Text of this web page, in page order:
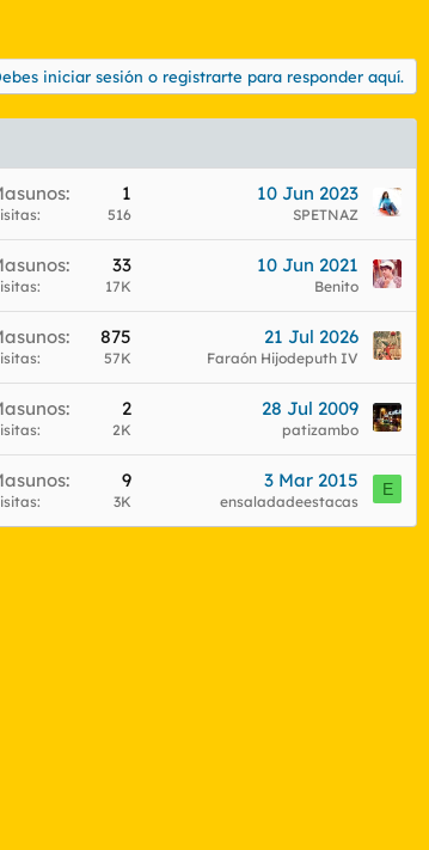
iniciar sesión o registrarte para responder aquí.
1
516
10 Jun 2023
SPETNAZ
33
17K
10 Jun 2021
Benito
875
57K
21 Jul 2026
Faraón Hijodeputh IV
2
2K
28 Jul 2009
patizambo
9
3K
3 Mar 2015
ensaladadeestacas
E